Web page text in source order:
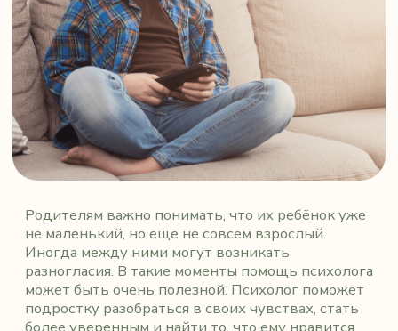
Родителям важно понимать, что их ребёнок уже
не маленький, но еще не совсем взрослый.
Иногда между ними могут возникать
разногласия. В такие моменты помощь психолога
может быть очень полезной. Психолог поможет
подростку разобраться в своих чувствах, стать
более уверенным и найти то, что ему нравится
делать.
Также психолог может помочь родителям
лучше понять своего ребёнка и справиться
быть трудным, но с поддержкой всё станет
легче!